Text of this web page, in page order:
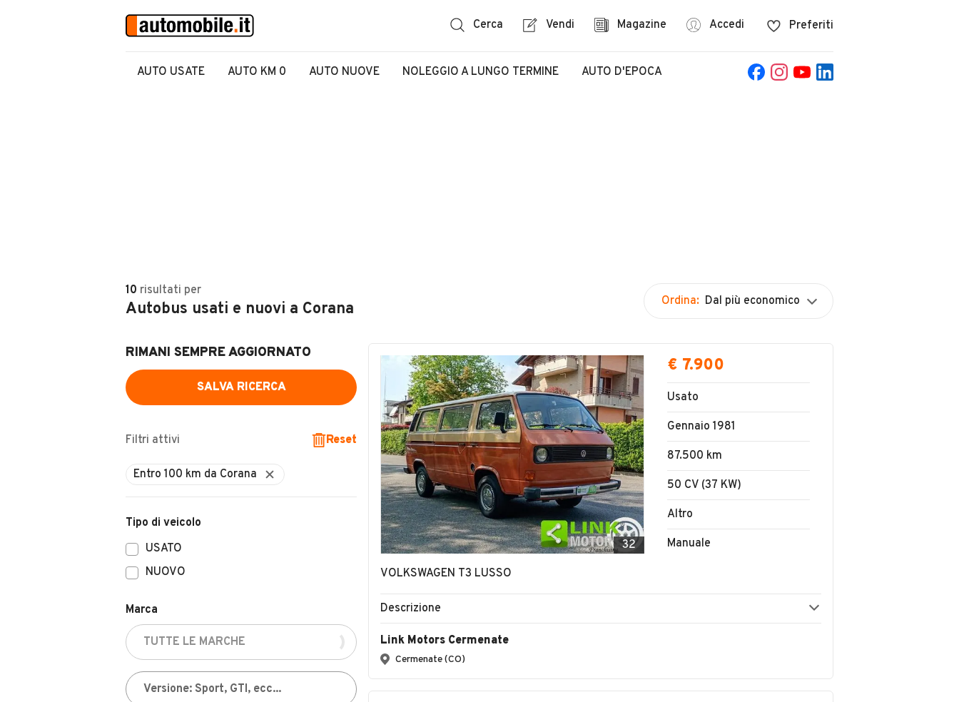
Cerca Vendi Magazine Accedi Preferiti
AUTO USATE AUTO KM 0 AUTO NUOVE NOLEGGIO A LUNGO TERMINE AUTO D'EPOCA
10 risultati per
Autobus usati e nuovi a Corana Ordina: Dal più economico
RIMANI SEMPRE AGGIORNATO
SALVA RICERCA
Filtri attivi Reset
Tipo di veicolo
USATO
NUOVO
Marca
32
VOLKSWAGEN T3 LUSSO
€ 7.900
Usato
Gennaio 1981
87.500 km
50 CV (37 KW)
Altro
Manuale
Descrizione
Link Motors Cermenate
Cermenate (CO)